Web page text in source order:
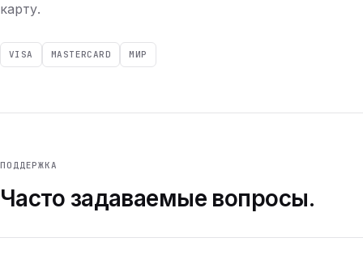
карту.
VISA MASTERCARD МИР
ПОДДЕРЖКА
Часто задаваемые вопросы.